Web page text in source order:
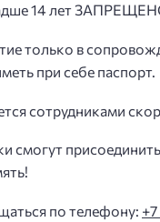
14 лет
только в
при себе паспорт.
сотрудниками
смогут
по телефону: